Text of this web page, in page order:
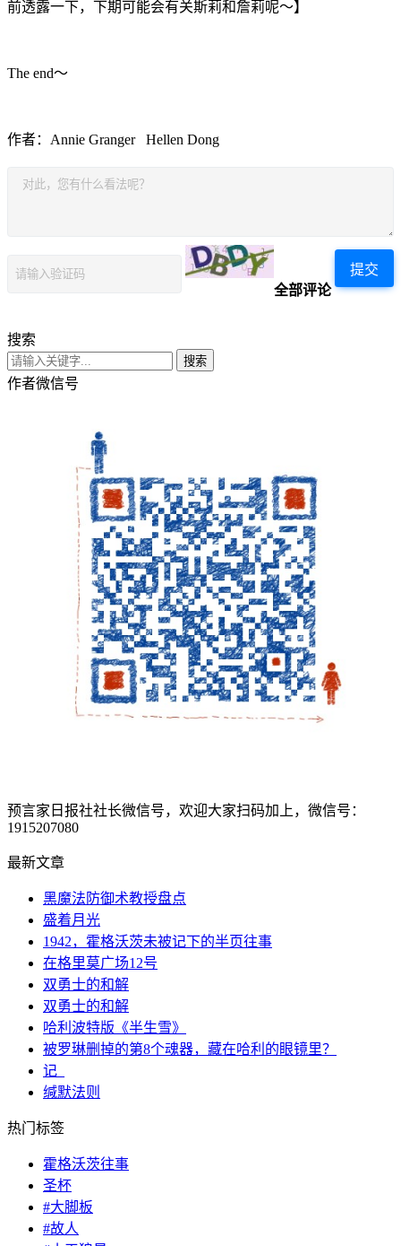
前透露一下，下期可能会有关斯莉和詹莉呢～】
The end～
作者：Annie Granger Hellen Dong
提交
全部评论
搜索
搜索
作者微信号
预言家日报社社长微信号，欢迎大家扫码加上，微信号：
1915207080
最新文章
黑魔法防御术教授盘点
盛着月光
1942，霍格沃茨未被记下的半页往事
在格里莫广场12号
双勇士的和解
双勇士的和解
哈利波特版《半生雪》
被罗琳删掉的第8个魂器，藏在哈利的眼镜里？
记_
缄默法则
热门标签
霍格沃茨往事
圣杯
#大脚板
#故人